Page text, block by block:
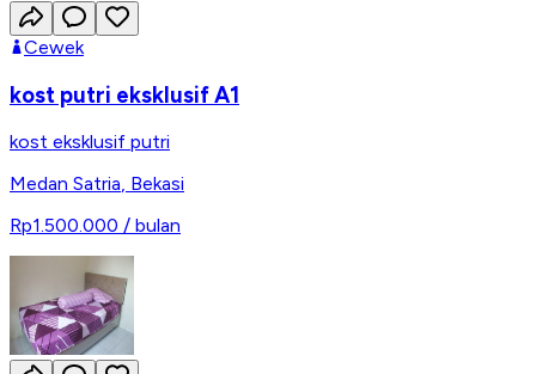
Cewek
kost putri eksklusif A1
kost eksklusif putri
Medan Satria, Bekasi
Rp1.500.000 / bulan